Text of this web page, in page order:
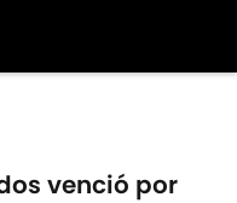
venció por